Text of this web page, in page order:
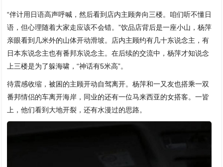
“伴计用日语高声呼喊，然后看到店内主顾奔向三楼。咱们听不懂日
语，但心理随着大家走应该不会错。”饮品店背后是一座小山，杨萍
亲眼看到几米外的山体开动滑坡。店内主顾约有几十东说念主，有
日本东说念主也有番邦东说念主。在后续的交流中，杨萍才知说念
上三楼是为了躲海啸，“神话有5米高”。
待震感收缩，被困的主顾开动自驾离开。杨萍和一又友也搭乘一双
番邦情侣的车离开海岸，同业的还有一位马来西亚的女搭客。一皆
上，他们看到大地开裂，还有水漫过的思路。